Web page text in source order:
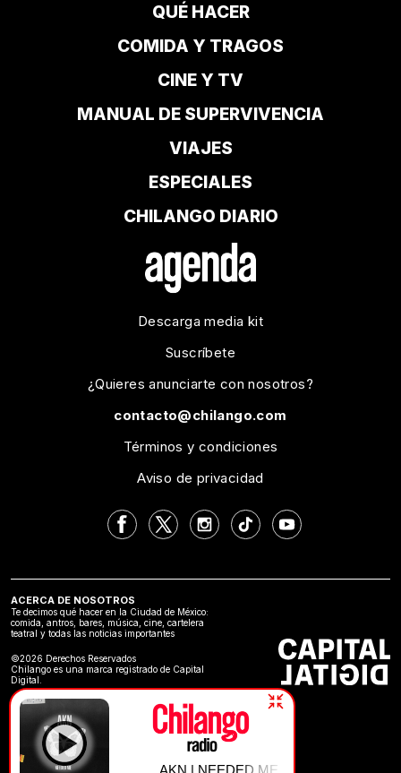
AKN | NEEDED ME.
QUÉ HACER
COMIDA Y TRAGOS
CINE Y TV
MANUAL DE SUPERVIVENCIA
VIAJES
ESPECIALES
CHILANGO DIARIO
Descarga media kit
Suscríbete
¿Quieres anunciarte con nosotros?
contacto@chilango.com
Términos y condiciones
Aviso de privacidad
ACERCA DE NOSOTROS
Te decimos qué hacer en la Ciudad de México:
comida, antros, bares, música, cine, cartelera
teatral y todas las noticias importantes
©2026 Derechos Reservados
Chilango es una marca registrado de Capital
Digital.